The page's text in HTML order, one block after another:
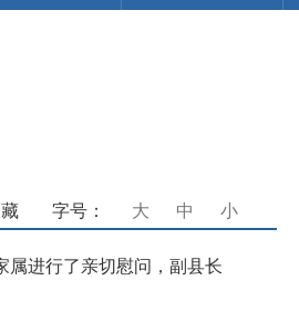
字号： 大 中 小
属进行了亲切慰问，副县长